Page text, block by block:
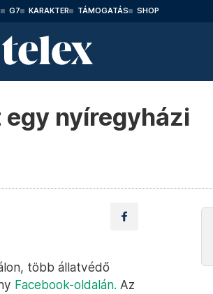
G7 KARAKTER TÁMOGATÁS SHOP
nyíregyházi
több állatvédő
Facebook-oldalán. Az